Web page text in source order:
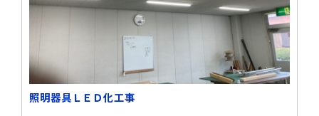
照明器具ＬＥＤ化工事